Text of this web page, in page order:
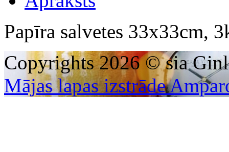
Papīra salvetes 33x33cm,
Copyrights 2026 © sia
Mājas lapas izstrāde